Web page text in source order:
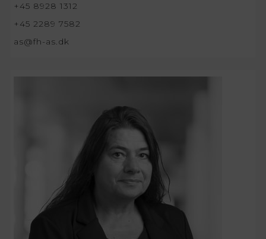
+45 8928 1312
+45 2289 7582
as@fh-as.dk